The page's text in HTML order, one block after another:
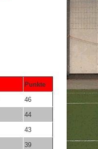
Punkte
46
44
43
39